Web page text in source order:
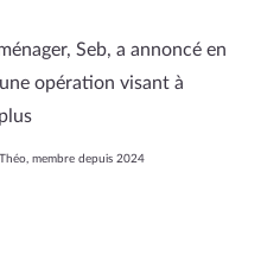
Seb, a annoncé en
opération visant à
membre depuis 2024